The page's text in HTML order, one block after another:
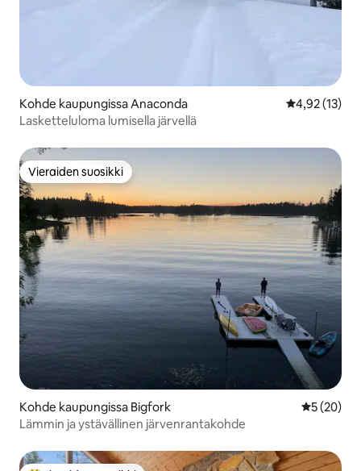
Kohde kaupungissa Anaconda
4,92 (13)
Lasketteluloma lumisella järvellä
Vieraiden suosikki
Vieraiden suosikki
Kohde kaupungissa Bigfork
5 (20)
Lämmin ja ystävällinen järvenrantakohde